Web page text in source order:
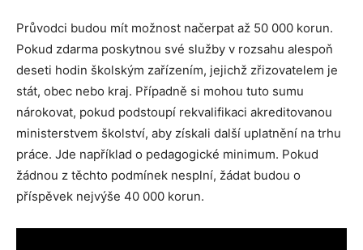
Průvodci budou mít možnost načerpat až 50 000 korun.
Pokud zdarma poskytnou své služby v rozsahu alespoň
deseti hodin školským zařízením, jejichž zřizovatelem je
stát, obec nebo kraj. Případně si mohou tuto sumu
nárokovat, pokud podstoupí rekvalifikaci akreditovanou
ministerstvem školství, aby získali další uplatnění na trhu
práce. Jde například o pedagogické minimum. Pokud
žádnou z těchto podmínek nesplní, žádat budou o
příspěvek nejvýše 40 000 korun.